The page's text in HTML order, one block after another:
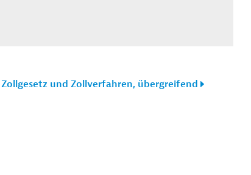
Zollgesetz und Zollverfahren, übergreifend